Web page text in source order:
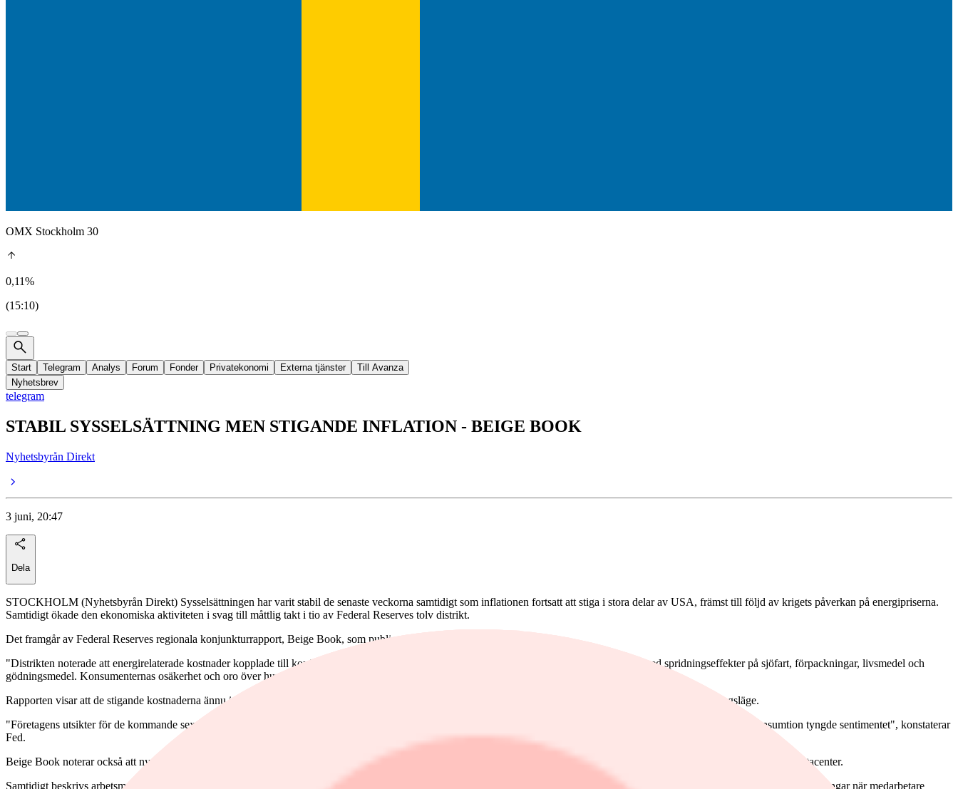
OMX Stockholm 30
0,11%
(15:10)
Start Telegram Analys Forum Fonder Privatekonomi Externa tjänster
Till Avanza
Nyhetsbrev
telegram
STABIL SYSSELSÄTTNING MEN STIGANDE INFLATION - BEIGE BOOK
Nyhetsbyrån Direkt
3 juni, 20:47
Dela
STOCKHOLM (Nyhetsbyrån Direkt) Sysselsättningen har varit stabil de senaste veckorna samtidigt som inflationen fortsatt att stiga i stora delar av USA, främst till följd av krigets påverkan på energipriserna.
Samtidigt ökade den ekonomiska aktiviteten i svag till måttlig takt i tio av Federal Reserves tolv distrikt.
Det framgår av Federal Reserves regionala konjunkturrapport, Beige Book, som publicerades på onsdagen.
"Distrikten noterade att energirelaterade kostnader kopplade till konflikten i Mellanöstern var den främsta drivkraften bakom inflationstrycket, med spridningseffekter på sjöfart, förpackningar, livsmedel och
gödningsmedel. Konsumenternas osäkerhet och oro över hur högre bränslepriser påverkar hushållen noterades i flera distrikt", skriver Fed.
Rapporten visar att de stigande kostnaderna ännu inte har dämpat efterfrågan i någon större omfattning, men att företagen uttrycker oro över ett försämrat stämningsläge.
"Företagens utsikter för de kommande sex månaderna visade små förändringar i den förväntade tillväxten, samtidigt som den höga osäkerheten och tecken på svagare konsumtion tyngde sentimentet", konstaterar
Fed.
Beige Book noterar också att nyanställningarna var som starkast inom tillverkningsindustrin i flera distrikt, understödda av försvarsrelaterad verksamhet och ökad efterfrågan på datacenter.
Samtidigt beskrivs arbetsmarknaden fortsatt som präglad av få nyanställningar och få uppsägningar. Rekryteringen var selektiv och inriktad på nyckelpositioner eller ersättningsrekryteringar när medarbetare